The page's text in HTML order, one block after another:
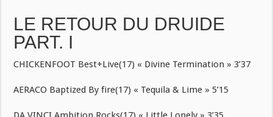
LE RETOUR DU DRUIDE
PART. I
CHICKENFOOT Best+Live(17) « Divine Termination » 3’37
AERACO Baptized By fire(17) « Tequila & Lime » 5’15